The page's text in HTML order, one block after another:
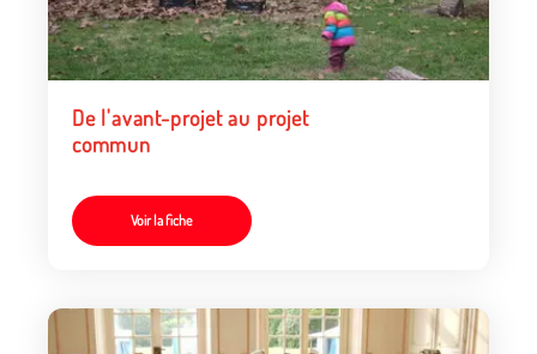
De l'avant-projet au projet
commun
Voir la fiche